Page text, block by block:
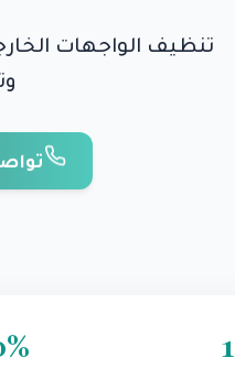
تنظيف الواجهات
%